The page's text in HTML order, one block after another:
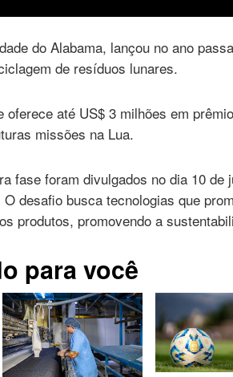
do Alabama, lançou no ano
de resíduos lunares.
oferece até US$ 3 milhões em
missões na Lua.
fase foram divulgados no dia 10 de
desafio busca tecnologias que
produtos, promovendo a
para você